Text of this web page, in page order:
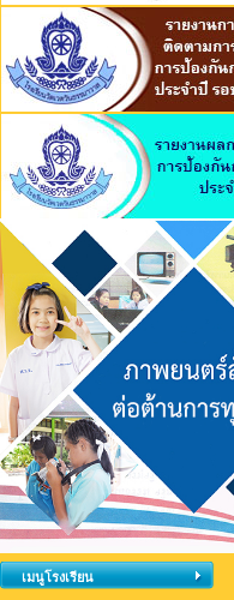
เมนูโรงเรียน